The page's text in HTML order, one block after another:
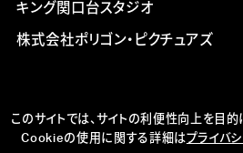
キング関口台スタジオ
株式会社ポリゴン・ピクチュアズ
このサイトでは、サイトの利便性向上を目的
Cookieの使用に関する詳細はプライバ